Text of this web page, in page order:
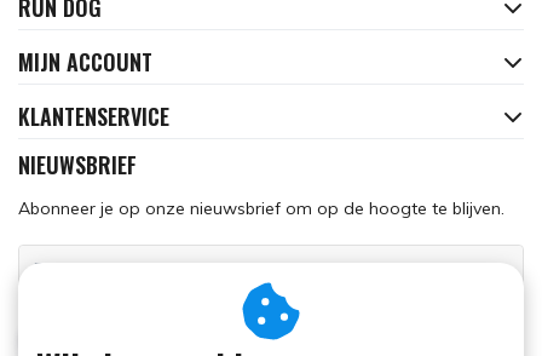
RUN DOG
MIJN ACCOUNT
KLANTENSERVICE
NIEUWSBRIEF
Abonneer je op onze nieuwsbrief om op de hoogte te blijven.